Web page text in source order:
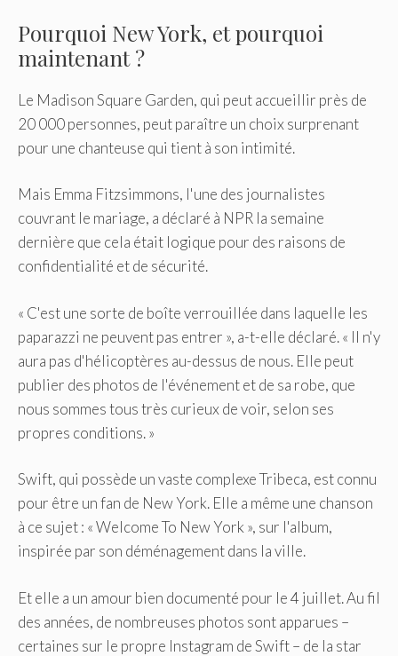
Pourquoi New York, et pourquoi
maintenant ?
Le Madison Square Garden, qui peut accueillir près de
20 000 personnes, peut paraître un choix surprenant
pour une chanteuse qui tient à son intimité.
Mais Emma Fitzsimmons, l'une des journalistes
couvrant le mariage, a déclaré à NPR la semaine
dernière que cela était logique pour des raisons de
confidentialité et de sécurité.
« C'est une sorte de boîte verrouillée dans laquelle les
paparazzi ne peuvent pas entrer », a-t-elle déclaré. « Il n'y
aura pas d'hélicoptères au-dessus de nous. Elle peut
publier des photos de l'événement et de sa robe, que
nous sommes tous très curieux de voir, selon ses
propres conditions. »
Swift, qui possède un vaste complexe Tribeca, est connu
pour être un fan de New York. Elle a même une chanson
à ce sujet : « Welcome To New York », sur l'album,
inspirée par son déménagement dans la ville.
Et elle a un amour bien documenté pour le 4 juillet. Au fil
des années, de nombreuses photos sont apparues –
certaines sur le propre Instagram de Swift – de la star